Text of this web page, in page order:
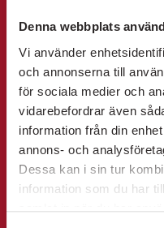
Denna webbplats
Vi använder
och annonserna till
för sociala medier och
vidarebefordrar även
information från din
annons- och
Dessa kan i sin tur
information som du har
samlat in när du har